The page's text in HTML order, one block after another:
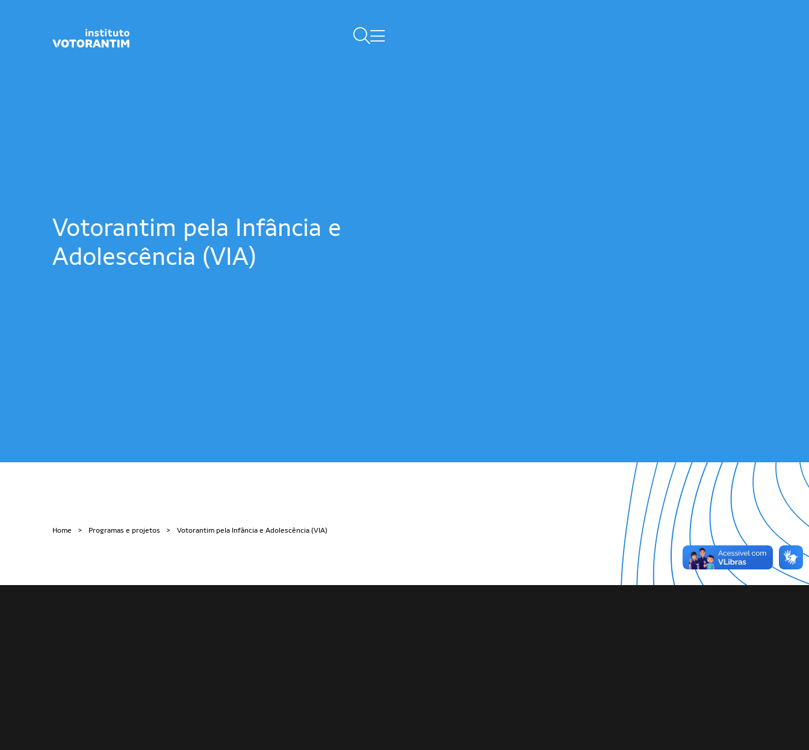
Votorantim pela Infância e
Adolescência (VIA)
Home Programas e projetos Votorantim pela Infância e Adolescência (VIA)